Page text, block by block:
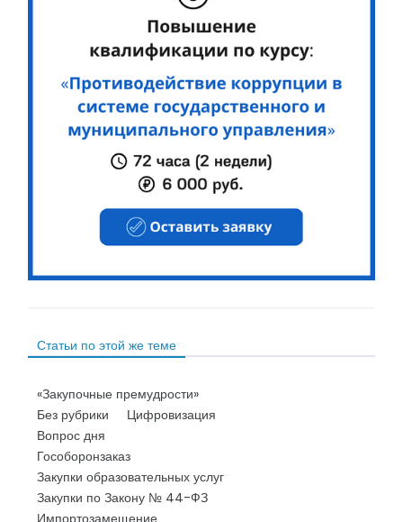
Статьи по этой же теме
«Закупочные премудрости»
Без рубрики
Цифровизация
Вопрос дня
Гособоронзаказ
Закупки образовательных услуг
Закупки по Закону № 44-ФЗ
Импортозамещение